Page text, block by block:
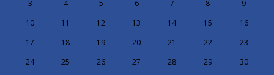
3
4 5 6 7 8
9
10
11 12 13 14 15
16
17
18 19 20 21 22
23
24
25 26 27 28 29
30